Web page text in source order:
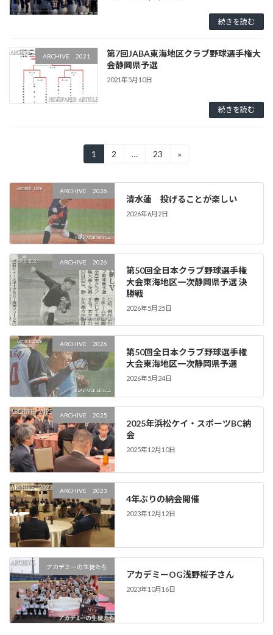
続きを読む
ARCHIVE 2021
第7回JABA東海地区クラブ野球選手権大
会静岡県予選
2021年5月10日
続きを読む
の
ペ
ー
ジ
送
り
固
定
ー
1
固
2 …
固
ジ
23 »
ARCHIVE 2026
清水蓮 投げることが楽しい
2026年6月2日
ARCHIVE 2026
第50回全日本クラブ野球選手権
大会東海地区一次静岡県予選 決
勝戦
2026年5月25日
ARCHIVE 2026
第50回全日本クラブ野球選手権
大会東海地区一次静岡県予選
2026年5月24日
ARCHIVE 2025
2025年浜松ケイ・スポーツBC納
会
2025年12月10日
ARCHIVE 2023
4年ぶりの納会開催
2023年12月12日
アカデミーの生徒たち
アカデミーOG浅野桜子さん
2023年10月16日